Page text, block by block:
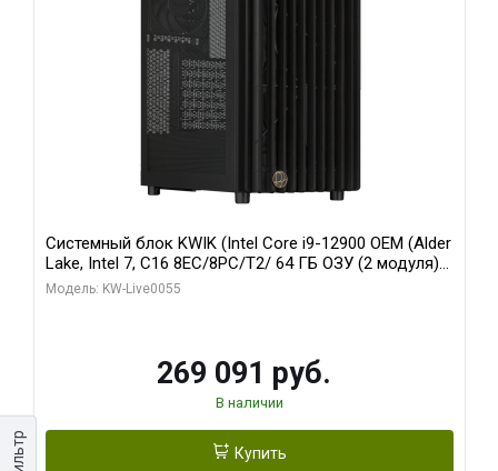
Фильтр
Системный блок KWIK (Intel Core i9-12900 OEM (Alder
Lake, Intel 7, C16 8EC/8PC/T2/ 64 ГБ ОЗУ (2 модуля)/
MSI RTX5080 SHADOW 3X OC 16GB GDDR7 256bit 3xDP
Модель: KW-Live0055
269 091 руб.
В наличии
Купить